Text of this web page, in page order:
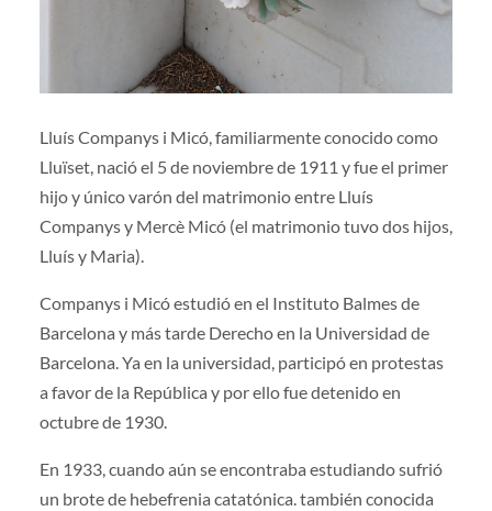
Lluís Companys i Micó, familiarmente conocido como
Lluïset, nació el 5 de noviembre de 1911 y fue el primer
hijo y único varón del matrimonio entre Lluís
Companys y Mercè Micó (el matrimonio tuvo dos hijos,
Lluís y Maria).
Companys i Micó estudió en el Instituto Balmes de
Barcelona y más tarde Derecho en la Universidad de
Barcelona. Ya en la universidad, participó en protestas
a favor de la República y por ello fue detenido en
octubre de 1930.
En 1933, cuando aún se encontraba estudiando sufrió
un brote de hebefrenia catatónica. también conocida